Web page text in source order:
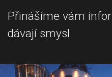
Přinášíme vám
dávají smysl